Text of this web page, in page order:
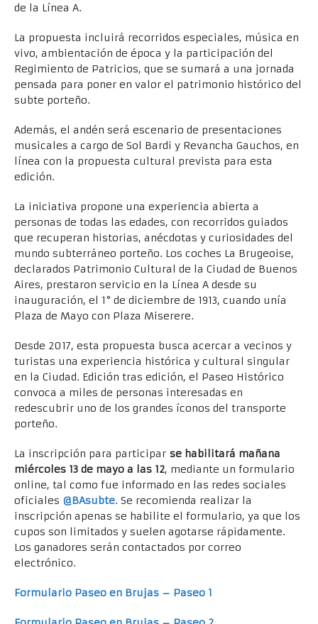
de la Línea A.
La propuesta incluirá recorridos especiales, música en
vivo, ambientación de época y la participación del
Regimiento de Patricios, que se sumará a una jornada
pensada para poner en valor el patrimonio histórico del
subte porteño.
Además, el andén será escenario de presentaciones
musicales a cargo de Sol Bardi y Revancha Gauchos, en
línea con la propuesta cultural prevista para esta
edición.
La iniciativa propone una experiencia abierta a
personas de todas las edades, con recorridos guiados
que recuperan historias, anécdotas y curiosidades del
mundo subterráneo porteño. Los coches La Brugeoise,
declarados Patrimonio Cultural de la Ciudad de Buenos
Aires, prestaron servicio en la Línea A desde su
inauguración, el 1° de diciembre de 1913, cuando unía
Plaza de Mayo con Plaza Miserere.
Desde 2017, esta propuesta busca acercar a vecinos y
turistas una experiencia histórica y cultural singular
en la Ciudad. Edición tras edición, el Paseo Histórico
convoca a miles de personas interesadas en
redescubrir uno de los grandes íconos del transporte
porteño.
La inscripción para participar se habilitará mañana
miércoles 13 de mayo a las 12, mediante un formulario
online, tal como fue informado en las redes sociales
oficiales @BAsubte. Se recomienda realizar la
inscripción apenas se habilite el formulario, ya que los
cupos son limitados y suelen agotarse rápidamente.
Los ganadores serán contactados por correo
electrónico.
Formulario Paseo en Brujas – Paseo 1